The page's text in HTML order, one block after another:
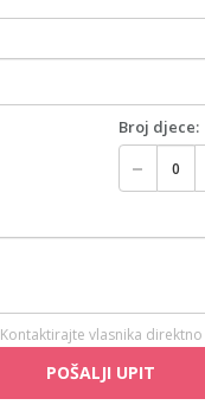
Broj djece:
Kontaktirajte vlasnika direktno
POŠALJI UPIT